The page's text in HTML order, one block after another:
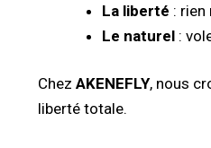
La liberté : rien
Le naturel :
Chez AKENEFLY, nous
liberté totale.